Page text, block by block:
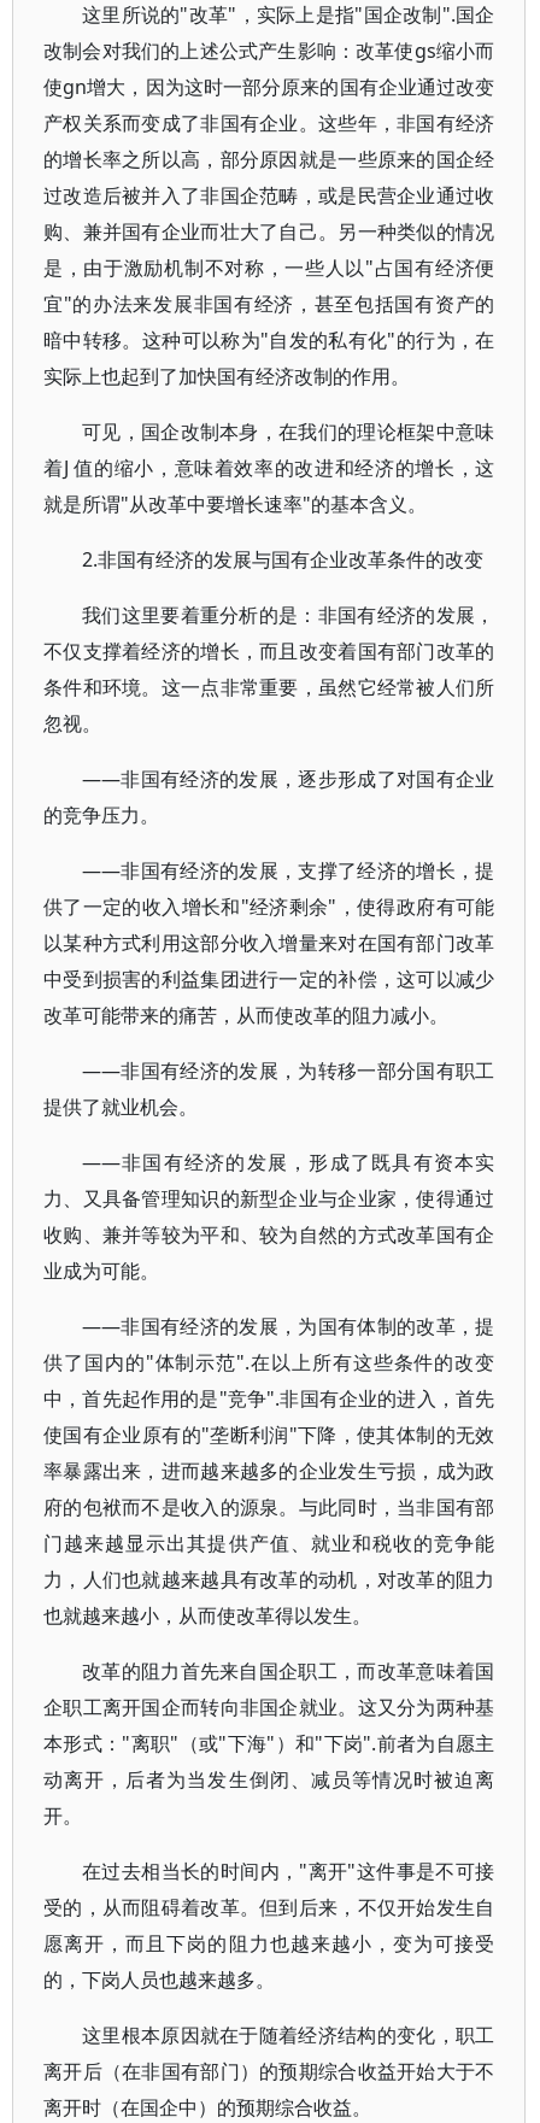
这里所说的"改革"，实际上是指"国企改制".国企
改制会对我们的上述公式产生影响：改革使gs缩小而
使gn增大，因为这时一部分原来的国有企业通过改变
产权关系而变成了非国有企业。这些年，非国有经济
的增长率之所以高，部分原因就是一些原来的国企经
过改造后被并入了非国企范畴，或是民营企业通过收
购、兼并国有企业而壮大了自己。另一种类似的情况
是，由于激励机制不对称，一些人以"占国有经济便
宜"的办法来发展非国有经济，甚至包括国有资产的
暗中转移。这种可以称为"自发的私有化"的行为，在
实际上也起到了加快国有经济改制的作用。
可见，国企改制本身，在我们的理论框架中意味
着J 值的缩小，意味着效率的改进和经济的增长，这
就是所谓"从改革中要增长速率"的基本含义。
2.非国有经济的发展与国有企业改革条件的改变
我们这里要着重分析的是：非国有经济的发展，
不仅支撑着经济的增长，而且改变着国有部门改革的
条件和环境。这一点非常重要，虽然它经常被人们所
忽视。
——非国有经济的发展，逐步形成了对国有企业
的竞争压力。
——非国有经济的发展，支撑了经济的增长，提
供了一定的收入增长和"经济剩余"，使得政府有可能
以某种方式利用这部分收入增量来对在国有部门改革
中受到损害的利益集团进行一定的补偿，这可以减少
改革可能带来的痛苦，从而使改革的阻力减小。
——非国有经济的发展，为转移一部分国有职工
提供了就业机会。
——非国有经济的发展，形成了既具有资本实
力、又具备管理知识的新型企业与企业家，使得通过
收购、兼并等较为平和、较为自然的方式改革国有企
业成为可能。
——非国有经济的发展，为国有体制的改革，提
供了国内的"体制示范".在以上所有这些条件的改变
中，首先起作用的是"竞争".非国有企业的进入，首先
使国有企业原有的"垄断利润"下降，使其体制的无效
率暴露出来，进而越来越多的企业发生亏损，成为政
府的包袱而不是收入的源泉。与此同时，当非国有部
门越来越显示出其提供产值、就业和税收的竞争能
力，人们也就越来越具有改革的动机，对改革的阻力
也就越来越小，从而使改革得以发生。
改革的阻力首先来自国企职工，而改革意味着国
企职工离开国企而转向非国企就业。这又分为两种基
本形式："离职"（或"下海"）和"下岗".前者为自愿主
动离开，后者为当发生倒闭、减员等情况时被迫离
开。
在过去相当长的时间内，"离开"这件事是不可接
受的，从而阻碍着改革。但到后来，不仅开始发生自
愿离开，而且下岗的阻力也越来越小，变为可接受
的，下岗人员也越来越多。
这里根本原因就在于随着经济结构的变化，职工
离开后（在非国有部门）的预期综合收益开始大于不
离开时（在国企中）的预期综合收益。